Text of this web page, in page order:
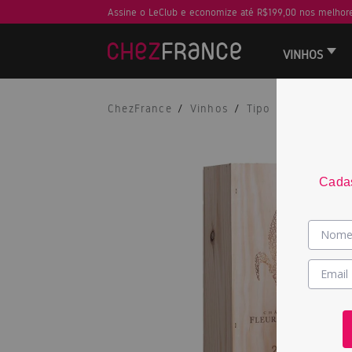
Assine o LeClub e economize até R$199,00 nos
VINHOS
ChezFrance Vinhos Tipo